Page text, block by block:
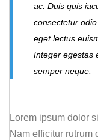
ac. Duis quis
consectetur
eget lectus
Integer egestas
semper neque.
Lorem ipsum dolor
Nam efficitur rutrum